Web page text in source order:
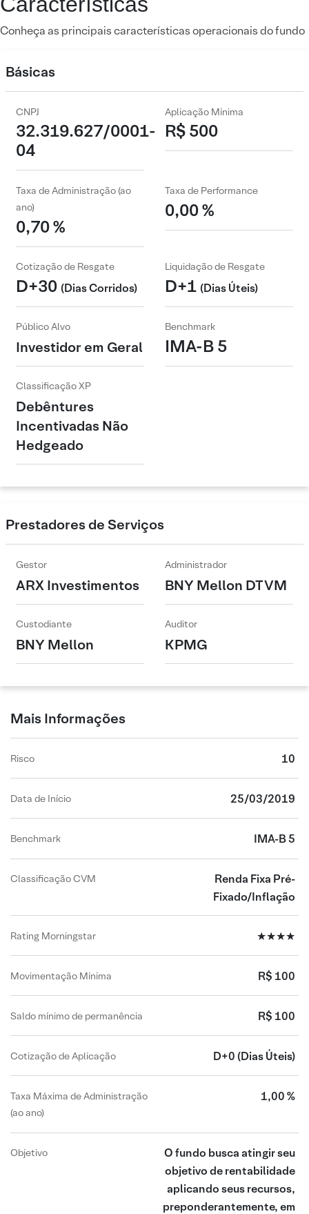
Conheça as principais características operacionais do fundo
Básicas
CNPJ
32.319.627/0001-
04
Aplicação Mínima
R$ 500
Taxa de Administração (ao
ano)
0,70 %
Taxa de Performance
0,00 %
Cotização de Resgate
D+30 (Dias Corridos)
Liquidação de Resgate
D+1 (Dias Úteis)
Público Alvo
Investidor em Geral
Benchmark
IMA-B 5
Classificação XP
Debêntures
Incentivadas Não
Hedgeado
Prestadores de Serviços
Gestor
ARX Investimentos
Administrador
BNY Mellon DTVM
Custodiante
BNY Mellon
Auditor
KPMG
Mais Informações
Risco 10
Data de Início 25/03/2019
Benchmark IMA-B 5
Classificação CVM
Renda Fixa Pré-
Fixado/Inflação
Rating Morningstar ★★★★
Movimentação Mínima R$ 100
Saldo mínimo de permanência R$ 100
Cotização de Aplicação D+0 (Dias Úteis)
Taxa Máxima de Administração
(ao ano)
1,00 %
Objetivo
O fundo busca atingir seu
objetivo de rentabilidade
aplicando seus recursos,
preponderantemente, em